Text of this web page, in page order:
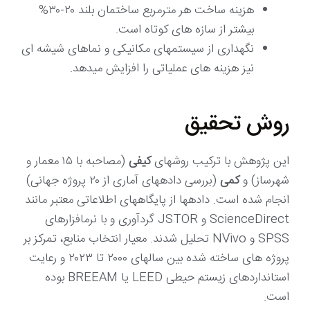
هزینه ساخت هر مترمربع ساختمان بلند ۲۰-۳۰%
بیشتر از سازه های کوتاه است.
نگهداری از سیستمهای مکانیکی و نماهای شیشه ای
نیز هزینه های عملیاتی را افزایش میدهد.
روش تحقیق
این پژوهش با ترکیب روشهایکیفی
(مصاحبه با ۱۵ معمار و
شهرساز) وکمی
(بررسی دادههای آماری از ۲۰ پروژه جهانی)
انجام شده است. دادهها از پایگاههای اطلاعاتی معتبر مانند
ScienceDirect و JSTOR گردآوری و با نرمافزارهای
SPSS و NVivo تحلیل شدند. معیار انتخاب منابع، تمرکز بر
پروژه های ساخته شده بین سالهای ۲۰۰۰ تا ۲۰۲۳ و رعایت
استانداردهای زیستم حیطی LEED یا BREEAM بوده
است.